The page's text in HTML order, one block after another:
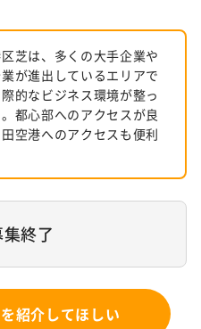
芝は、多くの大手企業や
が進出しているエリアで
的なビジネス環境が整っ
都心部へのアクセスが良
空港へのアクセスも便利
終了
紹介してほしい